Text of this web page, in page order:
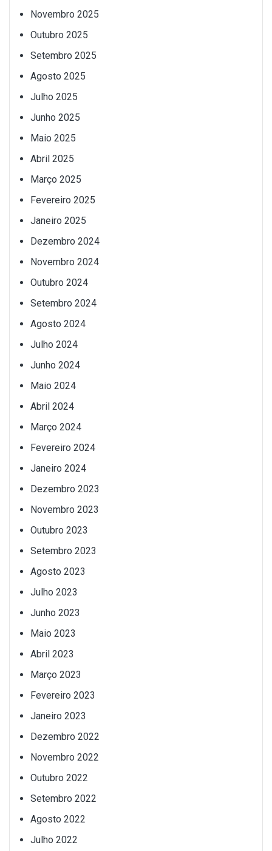
Novembro 2025
Outubro 2025
Setembro 2025
Agosto 2025
Julho 2025
Junho 2025
Maio 2025
Abril 2025
Março 2025
Fevereiro 2025
Janeiro 2025
Dezembro 2024
Novembro 2024
Outubro 2024
Setembro 2024
Agosto 2024
Julho 2024
Junho 2024
Maio 2024
Abril 2024
Março 2024
Fevereiro 2024
Janeiro 2024
Dezembro 2023
Novembro 2023
Outubro 2023
Setembro 2023
Agosto 2023
Julho 2023
Junho 2023
Maio 2023
Abril 2023
Março 2023
Fevereiro 2023
Janeiro 2023
Dezembro 2022
Novembro 2022
Outubro 2022
Setembro 2022
Agosto 2022
Julho 2022